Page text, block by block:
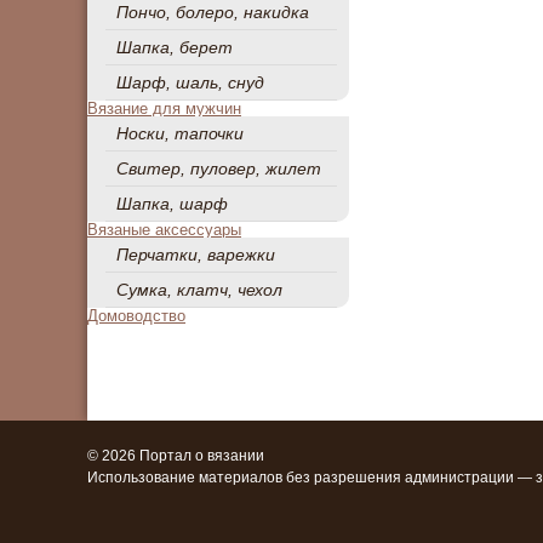
Пончо, болеро, накидка
Шапка, берет
Шарф, шаль, снуд
Вязание для мужчин
Носки, тапочки
Свитер, пуловер, жилет
Шапка, шарф
Вязаные аксессуары
Перчатки, варежки
Сумка, клатч, чехол
Домоводство
© 2026 Портал о вязании
Использование материалов без разрешения администрации —